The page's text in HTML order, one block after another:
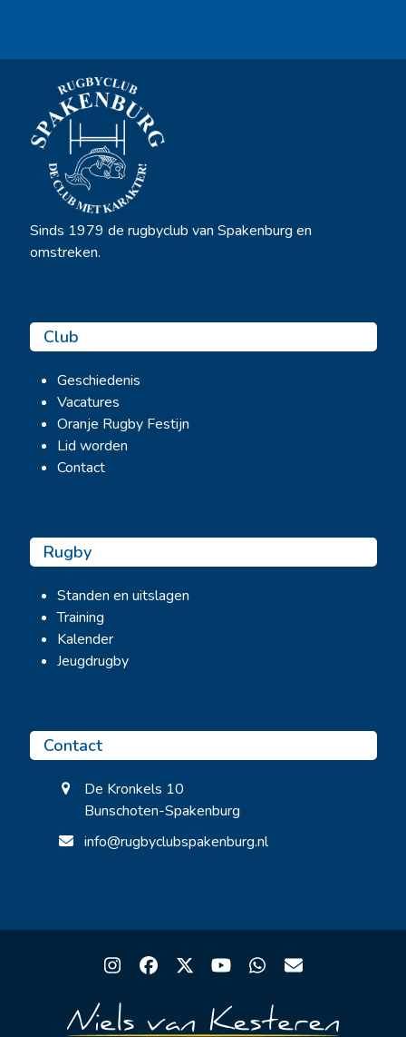
Sinds 1979 de rugbyclub van Spakenburg en
omstreken.
Club
Geschiedenis
Vacatures
Oranje Rugby Festijn
Lid worden
Contact
Rugby
Standen en uitslagen
Training
Kalender
Jeugdrugby
Contact
De Kronkels 10
Bunschoten-Spakenburg
info@rugbyclubspakenburg.nl
Instagram
Facebook
TwitterYouTubeWhatsapp
Email